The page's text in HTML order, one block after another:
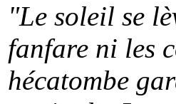
"Le soleil se
fanfare ni les
hécatombe